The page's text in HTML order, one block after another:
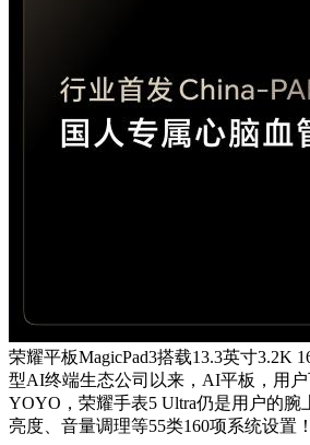
荣耀平板MagicPad3搭载13.3英寸3.2K
型AI终端生态公司以来，AI平板，用
YOYO，荣耀手表5 Ultra仍是用户的腕
亮度、音量调理等55类160项系统设置！